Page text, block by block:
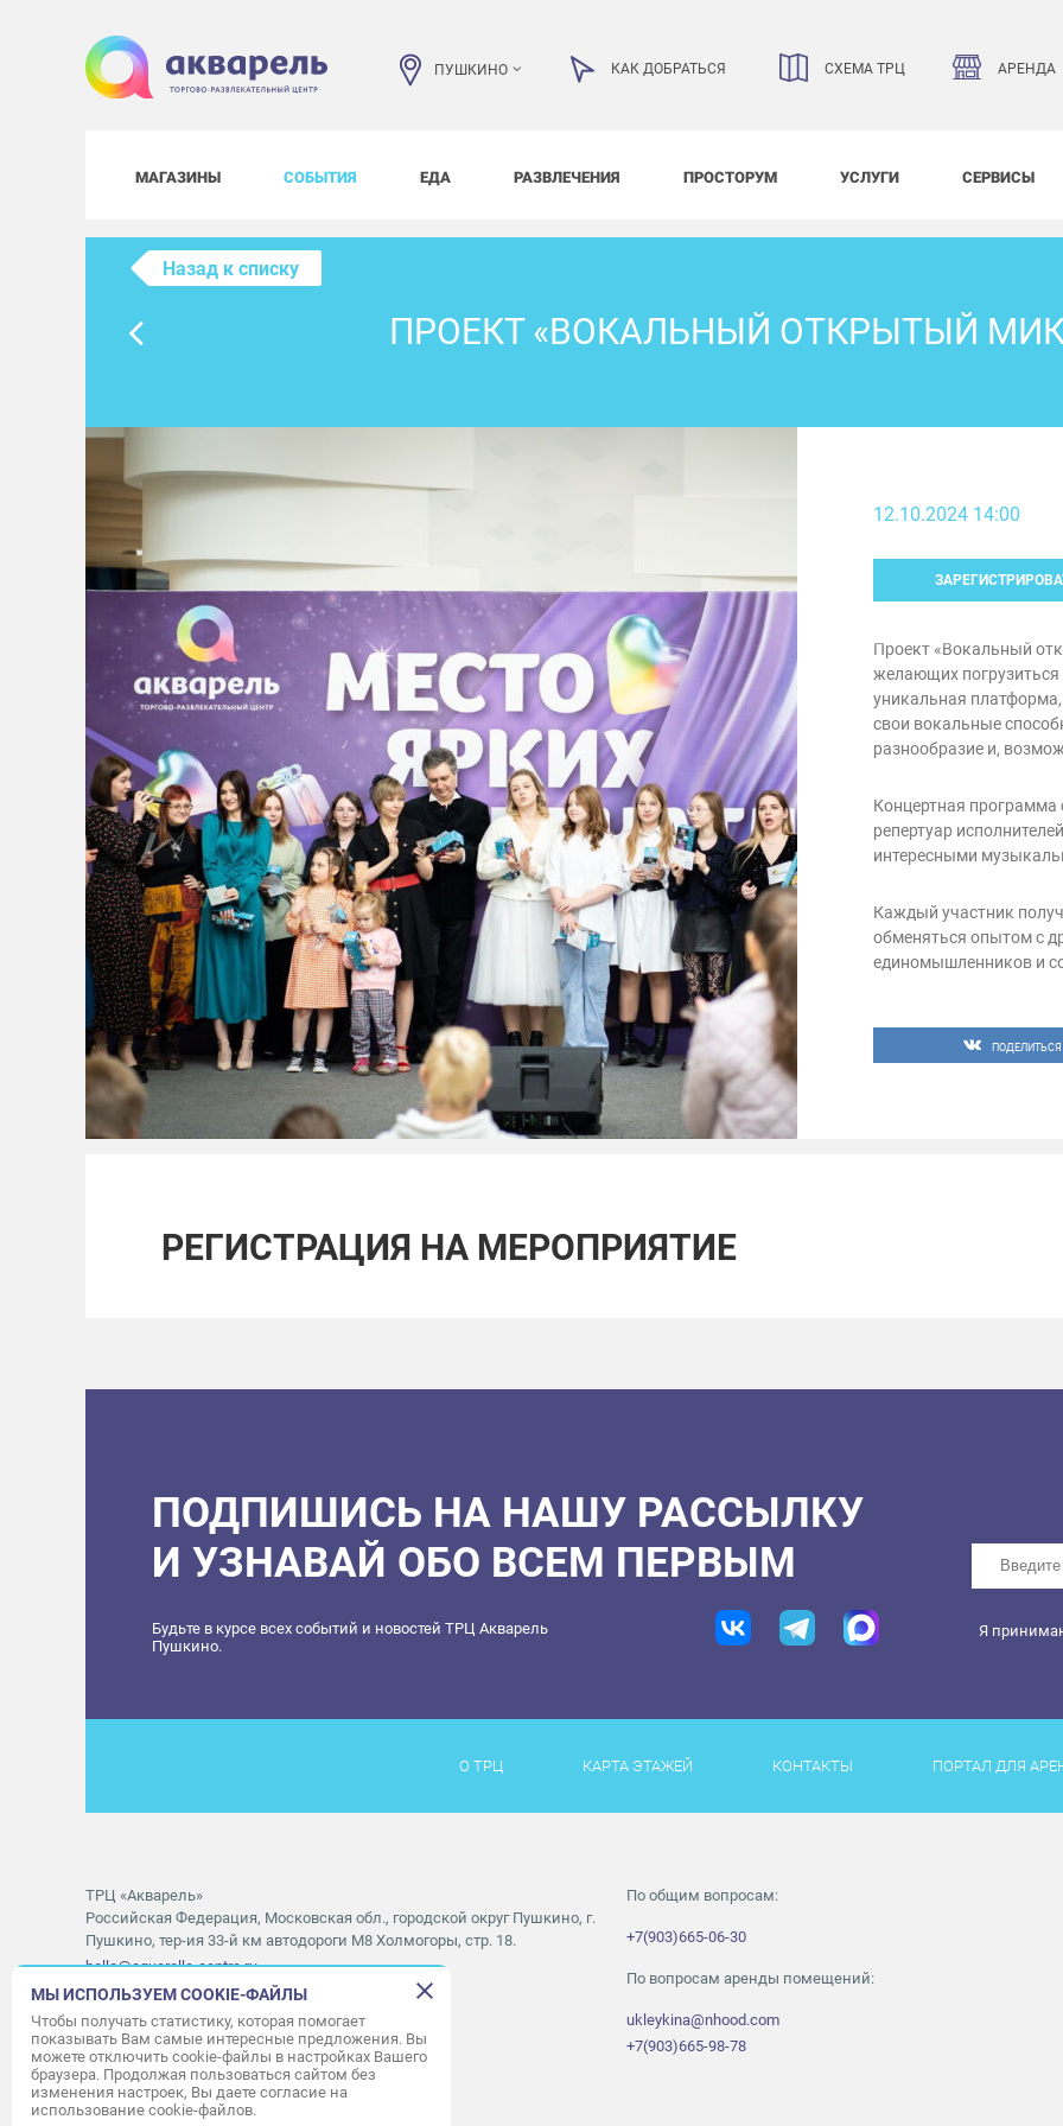
ПУШКИНО КАК ДОБРАТЬСЯ СХЕМА ТРЦ АРЕНДА
МАГАЗИНЫ СОБЫТИЯ ЕДА РАЗВЛЕЧЕНИЯ ПРОСТОРУМ УСЛУГИ СЕРВИСЫ
Назад к списку
ПРОЕКТ «ВОКАЛЬНЫЙ ОТКРЫТЫЙ
12.10.2024 14:00
Проект «Вокальный
желающих
уникальная
свои вокальные
разнообразие и,
Концертная программа
репертуар
интересными
Каждый участник
обменяться опытом с
единомышленников и
музыканты и авторы.
ПОДЕЛИТЬСЯ
РЕГИСТРАЦИЯ НА МЕРОПРИЯТИЕ
ПОДПИШИСЬ НА НАШУ РАССЫЛКУ
И УЗНАВАЙ ОБО ВСЕМ ПЕРВЫМ
Будьте в курсе всех событий и новостей ТРЦ Акварель
Пушкино.
Я
О ТРЦ КАРТА ЭТАЖЕЙ КОНТАКТЫ ПОРТАЛ ДЛЯ
ТРЦ «Акварель»
Российская Федерация, Московская обл., городской округ Пушкино, г.
Пушкино, тер-ия 33-й км автодороги М8 Холмогоры, стр. 18.
hello@aquarelle-centre.ru
Часы работы ТРЦ:с 10:00 до 22:00
Часы работы АШАН:с 07:30 до 23:00
Часы работы Мори Синема:с 10:00 до 01:00
По общим вопросам:
+7(903)665-06-30
По вопросам аренды помещений:
ukleykina@nhood.com
+7(903)665-98-78
МЫ ИСПОЛЬЗУЕМ COOKIE-ФАЙЛЫ
Чтобы получать статистику, которая помогает
показывать Вам самые интересные предложения. Вы
можете отключить cookie-файлы в настройках Вашего
браузера. Продолжая пользоваться сайтом без
изменения настроек, Вы даете согласие на
использование cookie-файлов.